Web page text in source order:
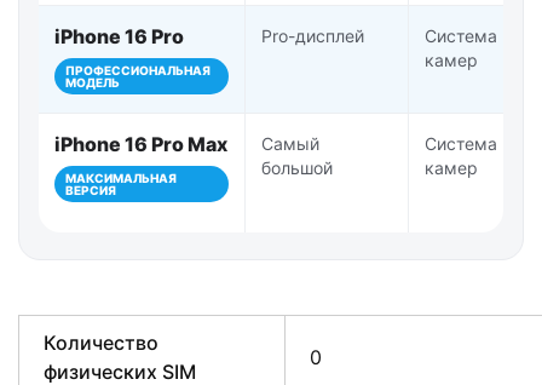
iPhone 16 Pro
ПРОФЕССИОНАЛЬНАЯ
МОДЕЛЬ
Pro-дисплей
Система Pro-
камер
iPhone 16 Pro Max
МАКСИМАЛЬНАЯ
ВЕРСИЯ
Самый
большой
Система Pro-
камер
Количество
физических SIM
0